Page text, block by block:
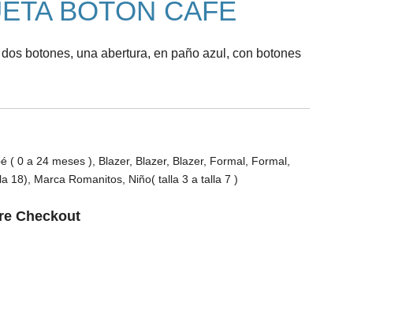
BOTÓN CAFÉ
botones, una abertura, en paño azul, con botones
( 0 a 24 meses ) Blazer, Blazer, Blazer, Formal Formal
18)
Marca Romanitos Niño( talla 3 a talla 7 )
Checkout